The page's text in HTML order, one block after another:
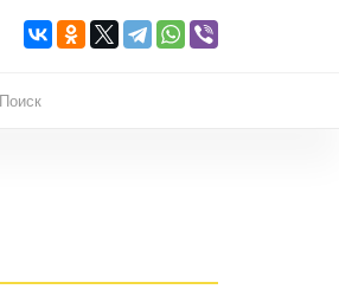
Поиск